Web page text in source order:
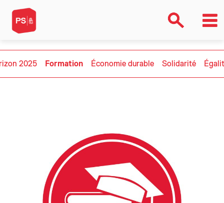
2025 Formation Économie durable Solidarité